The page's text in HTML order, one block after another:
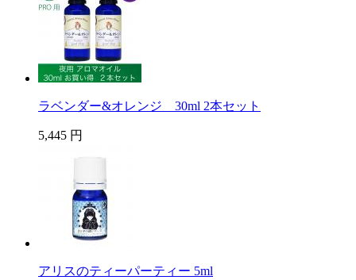
ラベンダー&オレンジ 30ml 2本セット
5,445 円
アリスのティーパーティー 5ml